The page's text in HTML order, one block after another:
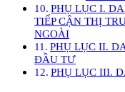
PHỤ LỤC I.
TIẾP CẬN THỊ
NGOÀI
PHỤ LỤC II.
ĐẦU TƯ
PHỤ LỤC III.